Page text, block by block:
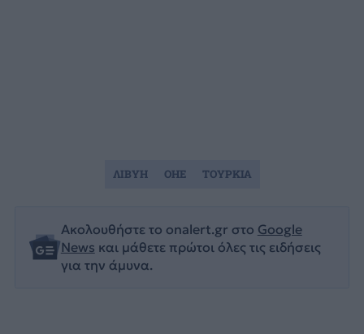
Ακολουθήστε το onalert.gr στο Google
News και μάθετε πρώτοι όλες τις ειδήσεις
για την άμυνα.
ΛΙΒΥΗ ΟΗΕ ΤΟΥΡΚΙΑ